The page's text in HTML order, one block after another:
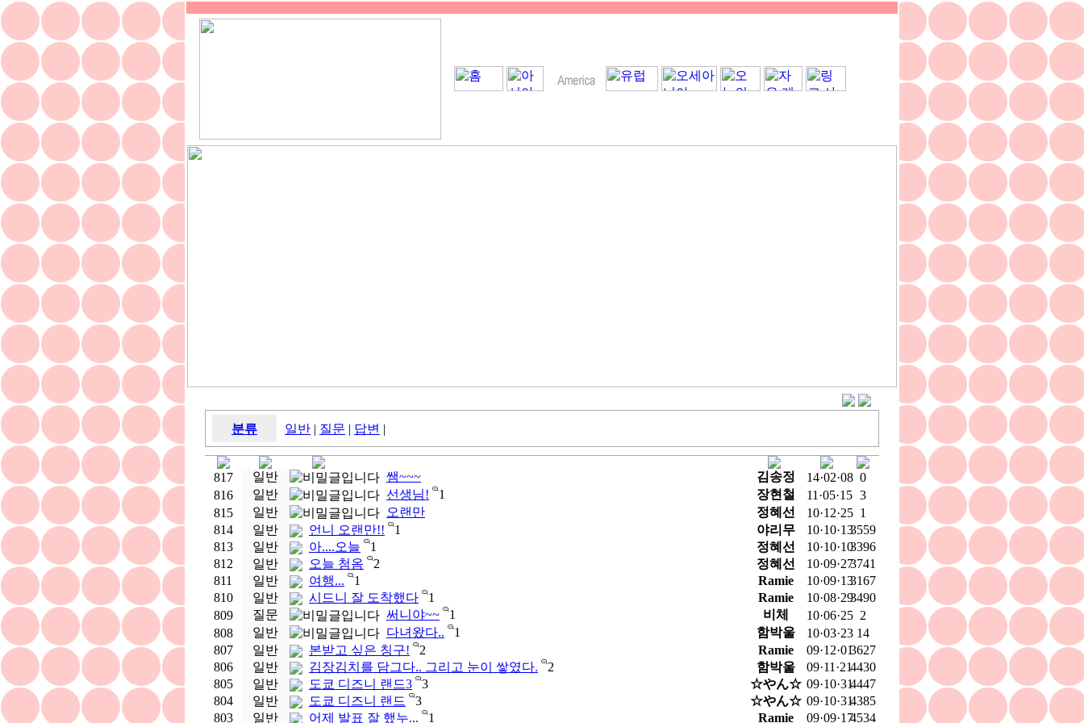
분류 일반 | 질문 | 답변 |
817 일반 쌤~~~ 김송정 14·02·08 0
816
일반 선생님! 1 장현철 11·05·15 3
815
일반 오랜만 정혜선 10·12·25 1
814
일반 언니 오랜만!! 1 야리무 10·10·133559
813
일반 아....오늘 1 정혜선 10·10·103396
812
일반 오늘 첨옴 2 정혜선 10·09·273741
811
일반 여행... 1 Ramie 10·09·133167
810
일반 시드니 잘 도착했다 1 Ramie 10·08·293490
809
질문 써니야~~ 1 비체 10·06·25 2
808
일반 다녀왔다.. 1 함박울 10·03·23 14
807
일반 본받고 싶은 칭구! 2 Ramie 09·12·013627
806
일반 김장김치를 담그다.. 그리고 눈이 쌓였다. 2 함박울 09·11·214430
805
일반 도쿄 디즈니 랜드3 3 ☆やん☆ 09·10·314447
804
일반 도쿄 디즈니 랜드 3 ☆やん☆ 09·10·314385
803
일반 어제 발표 잘 했누... 1 Ramie 09·09·174534